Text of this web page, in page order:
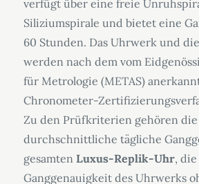
verfügt über eine freie
Siliziumspirale und bietet eine
60 Stunden. Das Uhrwerk und
werden nach dem vom
für Metrologie (METAS)
Chronometer-
Zu den Prüfkriterien gehören die
durchschnittliche tägliche
gesamten Luxus-Replik-Uhr, die
Ganggenauigkeit des Uhrwerks